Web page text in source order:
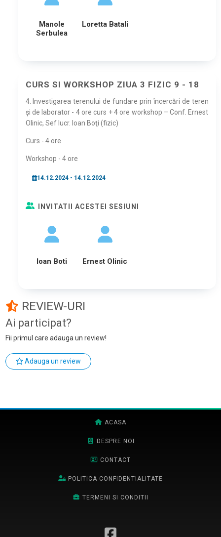
Manole
Serbulea
Loretta Batali
CURS SI WORKSHOP ZIUA 3 FIZIC 9 - 18
4. Investigarea terenului de fundare prin ȋncercări de teren
și de laborator - 4 ore curs + 4 ore workshop – Conf. Ernest
Olinic, Sef lucr. Ioan Boţi (fizic)
Curs - 4 ore
Workshop - 4 ore
14.12.2024 - 14.12.2024
INVITATII ACESTEI SESIUNI
Ioan Boti Ernest Olinic
REVIEW-URI
Ai participat?
Fii primul care adauga un review!
Adauga un review
ACASA
DESPRE NOI
CONTACT
POLITICA CONFIDENTIALITATE
TERMENI SI CONDITII